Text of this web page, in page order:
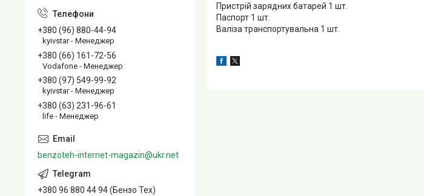
Пристрій зарядних батарей 1 шт.
Паспорт 1 шт.
Валіза транспортувальна 1 шт.
+380 (96) 880-44-94
kyivstar - Менеджер
+380 (66) 161-72-56
Vodafone - Менеджер
+380 (97) 549-99-92
kyivstar - Менеджер
+380 (63) 231-96-61
life - Менеджер
benzoteh-internet-magazin@ukr.net
+380 96 880 44 94 (Бензо Тех)